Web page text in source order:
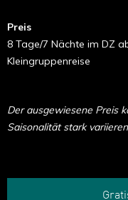
Preis
8 Tage/7 Nächte im DZ
Kleingruppenreise
Der ausgewiesene Preis
Saisonalität stark